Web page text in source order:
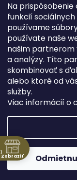
Na
funkcií
používame
používate naše
našim partnerom
a analýzy. Títo
skombinovať s
alebo ktoré od
služby.
Viac informácií o
Copyright 2026
Zobraziť